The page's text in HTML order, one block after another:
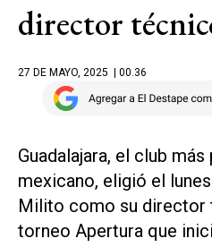
director
27 DE MAYO, 2025 | 00.36
Guadalajara, el club
mexicano, eligió el
Milito como su director
torneo Apertura que